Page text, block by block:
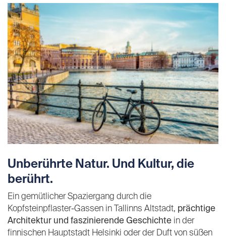
Unberührte Natur. Und Kultur, die
berührt.
Ein gemütlicher Spaziergang durch die
Kopfsteinpflaster-Gassen in Tallinns Altstadt, prächtige
Architektur und faszinierende Geschichte in der
finnischen Hauptstadt Helsinki oder der Duft von süßen